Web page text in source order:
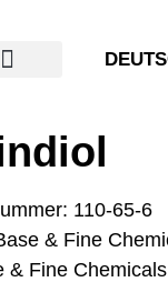
110-65-6
& Fine
& Fine Chemicals